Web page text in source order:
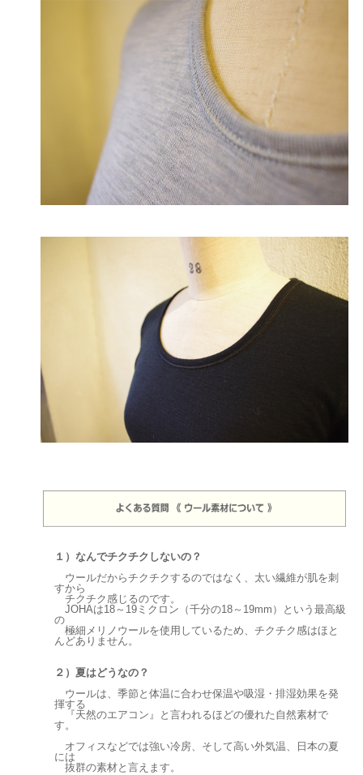
１）なんでチクチクしないの？
ウールだからチクチクするのではなく、太い繊維が肌を刺
すから
チクチク感じるのです。
JOHAは18～19ミクロン（千分の18～19mm）という最高級
の
極細メリノウールを使用しているため、チクチク感はほと
んどありません。
２）夏はどうなの？
ウールは、季節と体温に合わせ保温や吸湿・排湿効果を発
揮する
『天然のエアコン』と言われるほどの優れた自然素材で
す。
オフィスなどでは強い冷房、そして高い外気温、日本の夏
には
抜群の素材と言えます。